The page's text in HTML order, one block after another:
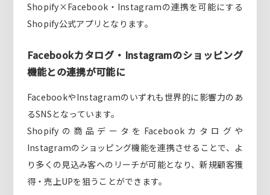
Shopify×Facebook・Instagramの連携を可能にする
Shopify公式アプリとなります。
Facebookカタログ・Instagramのショッピング
機能との連携が可能に
FacebookやInstagramのいずれも世界的に影響力のあ
るSNSとなっています。
Shopifyの商品データをFacebookカタログや
Instagramのショッピング機能を連携させることで、よ
り多くの見込み客へのリーチが可能となり、新規顧客獲
得・売上UPを狙うことができます。